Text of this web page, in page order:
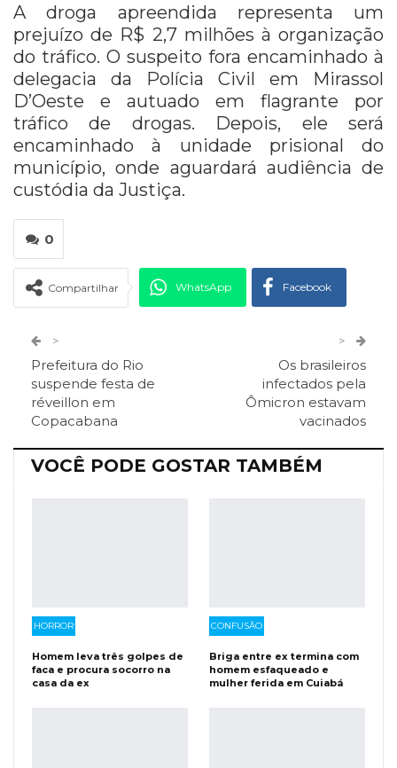
A droga apreendida representa um
prejuízo de R$ 2,7 milhões à organização
do tráfico. O suspeito fora encaminhado à
delegacia da Polícia Civil em Mirassol
D’Oeste e autuado em flagrante por
tráfico de drogas. Depois, ele será
encaminhado à unidade prisional do
município, onde aguardará audiência de
custódia da Justiça.
0
Compartilhar WhatsApp Facebook
Facebook Messenger O email
>
Prefeitura do Rio
suspende festa de
réveillon em
Copacabana
>
Os brasileiros
infectados pela
Ômicron estavam
vacinados
VOCÊ PODE GOSTAR TAMBÉM
HORROR
Homem leva três golpes de
faca e procura socorro na
casa da ex
CONFUSÃO
Briga entre ex termina com
homem esfaqueado e
mulher ferida em Cuiabá